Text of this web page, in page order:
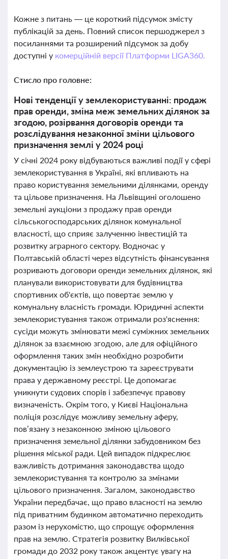
Кожне з питань — це короткий підсумок змісту
публікацій за день. Повний список першоджерел з
посиланнями та розширений підсумок за добу
доступні у комерційній версії Платформи LIGA360.
Стисло про головне:
Нові тенденції у землекористуванні: продаж
прав оренди, зміна меж земельних ділянок за
згодою, розірвання договорів оренди та
розслідування незаконної зміни цільового
призначення землі у 2024 році
У січні 2024 року відбуваються важливі події у сфері
землекористування в Україні, які впливають на
право користування земельними ділянками, оренду
та цільове призначення. На Львівщині оголошено
земельні аукціони з продажу прав оренди
сільськогосподарських ділянок комунальної
власності, що сприяє залученню інвестицій та
розвитку аграрного сектору. Водночас у
Полтавській області через відсутність фінансування
розривають договори оренди земельних ділянок, які
планували використовувати для будівництва
спортивних об'єктів, що повертає землю у
комунальну власність громади. Юридичні аспекти
землекористування також отримали роз'яснення:
сусіди можуть змінювати межі суміжних земельних
ділянок за взаємною згодою, але для офіційного
оформлення таких змін необхідно розробити
документацію із землеустрою та зареєструвати
права у державному реєстрі. Це допомагає
уникнути судових спорів і забезпечує правову
визначеність. Окрім того, у Києві Національна
поліція розслідує можливу земельну аферу,
пов’язану з незаконною зміною цільового
призначення земельної ділянки забудовником без
рішення міської ради. Цей випадок підкреслює
важливість дотримання законодавства щодо
землекористування та контролю за змінами
цільового призначення. Загалом, законодавство
України передбачає, що право власності на землю
під приватним будинком автоматично переходить
разом із нерухомістю, що спрощує оформлення
прав на землю. Стратегія розвитку Вилківської
громади до 2032 року також акцентує увагу на